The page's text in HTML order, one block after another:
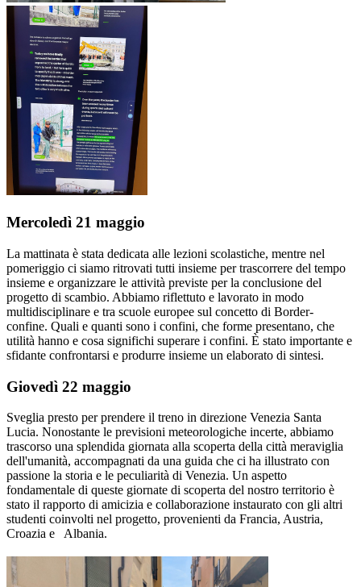
Mercoledì 21 maggio
La mattinata è stata dedicata alle lezioni scolastiche, mentre nel
pomeriggio ci siamo ritrovati tutti insieme per trascorrere del tempo
insieme e organizzare le attività previste per la conclusione del
progetto di scambio. Abbiamo riflettuto e lavorato in modo
multidisciplinare e tra scuole europee sul concetto di Border-
confine. Quali e quanti sono i confini, che forme presentano, che
utilità hanno e cosa significhi superare i confini. È stato importante e
sfidante confrontarsi e produrre insieme un elaborato di sintesi.
Giovedì 22 maggio
Sveglia presto per prendere il treno in direzione Venezia Santa
Lucia. Nonostante le previsioni meteorologiche incerte, abbiamo
trascorso una splendida giornata alla scoperta della città meraviglia
dell'umanità, accompagnati da una guida che ci ha illustrato con
passione la storia e le peculiarità di Venezia. Un aspetto
fondamentale di queste giornate di scoperta del nostro territorio è
stato il rapporto di amicizia e collaborazione instaurato con gli altri
studenti coinvolti nel progetto, provenienti da Francia, Austria,
Croazia e Albania.